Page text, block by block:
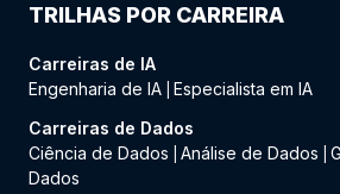
TRILHAS POR CARREIRA
Carreiras de IA
Engenharia de IA Especialista em IA
Carreiras de Dados
Ciência de Dados
Análise de Dados
Dados